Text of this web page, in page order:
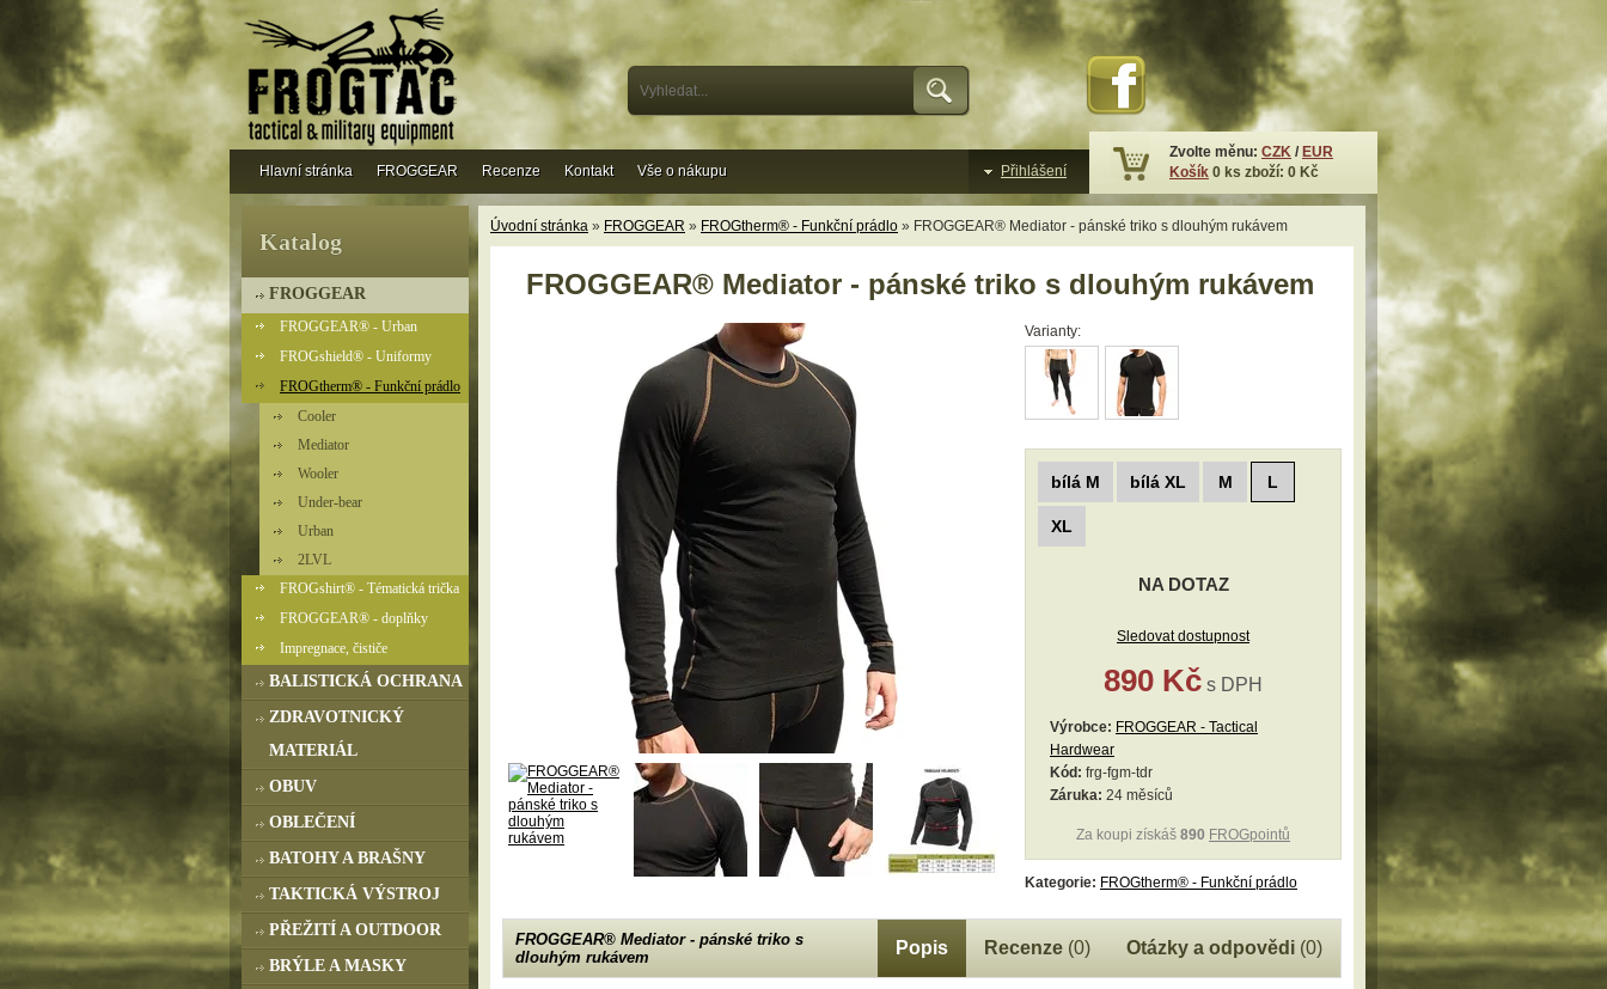
Úvodní stránka » FROGGEAR » FROGtherm® - Funkční prádlo » FROGGEAR® Mediator - pánské triko s dlouhým rukávem
FROGGEAR® Mediator - pánské triko s dlouhým rukávem
Varianty:
bílá M bílá XL M L
XL
NA DOTAZ
Sledovat dostupnost
890 Kč s DPH
Výrobce: FROGGEAR - Tactical
Hardwear
Kód: frg-fgm-tdr
Záruka: 24 měsíců
Za koupi získáš 890 FROGpointů
Kategorie: FROGtherm® - Funkční prádlo
FROGGEAR® Mediator - pánské triko s
dlouhým rukávem
Popis Recenze(0) Otázky a odpovědi(0)
Katalog
FROGGEAR
FROGGEAR® - Urban
FROGshield® - Uniformy
FROGtherm® - Funkční prádlo
Cooler
Mediator
Wooler
Under-bear
Urban
2LVL
FROGshirt® - Tématická trička
FROGGEAR® - doplňky
Impregnace, čističe
BALISTICKÁ OCHRANA
ZDRAVOTNICKÝ
MATERIÁL
OBUV
OBLEČENÍ
BATOHY A BRAŠNY
TAKTICKÁ VÝSTROJ
PŘEŽITÍ A OUTDOOR
BRÝLE A MASKY
Hlavní stránka FROGGEAR Recenze Kontakt Vše o nákupu Přihlášení
Zvolte měnu: CZK / EUR
Košík 0 ks zboží: 0 Kč